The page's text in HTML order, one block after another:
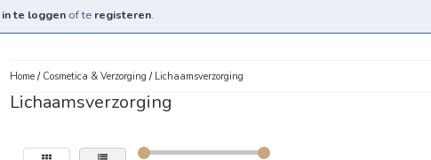
in te loggen of te registeren.
Home/ Cosmetica & Verzorging / Lichaamsverzorging
Lichaamsverzorging